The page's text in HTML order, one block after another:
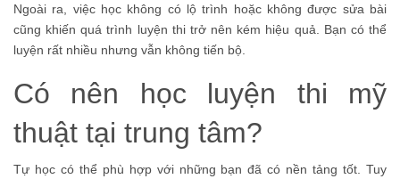
Ngoài ra, việc học không có lộ trình hoặc không được sửa bài
cũng khiến quá trình luyện thi trở nên kém hiệu quả. Bạn có thể
luyện rất nhiều nhưng vẫn không tiến bộ.
Có nên học luyện thi mỹ
thuật tại trung tâm?
Tự học có thể phù hợp với những bạn đã có nền tảng tốt. Tuy